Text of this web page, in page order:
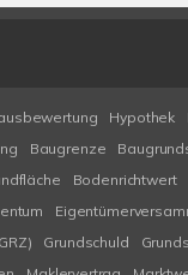
Hypothek
Baugrenze
Bodenrichtwert
Grundschuld